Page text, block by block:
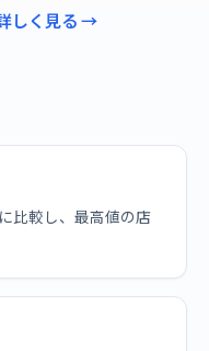
しく見る →
比較し、最高値の店